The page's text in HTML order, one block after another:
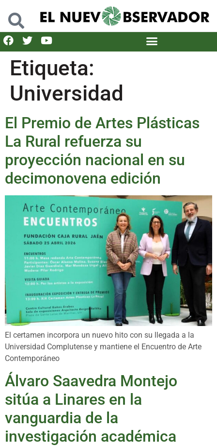
Etiqueta:
Universidad
El Premio de Artes Plásticas
La Rural refuerza su
proyección nacional en su
decimonovena edición
El certamen incorpora un nuevo hito con su llegada a la
Universidad Complutense y mantiene el Encuentro de Arte
Contemporáneo
Álvaro Saavedra Montejo
sitúa a Linares en la
vanguardia de la
investigación académica